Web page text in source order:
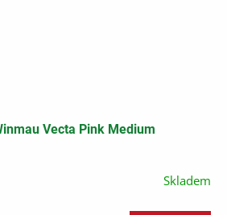
Vecta Pink Medium
Skladem